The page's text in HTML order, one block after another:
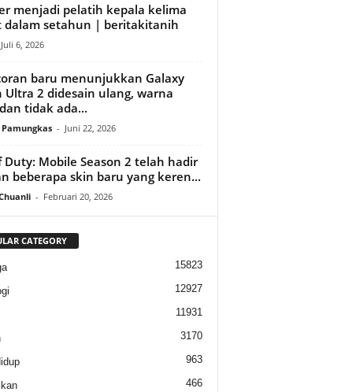
menjadi pelatih kepala kelima
dalam setahun | beritakitanih
Juli 6, 2026
baru menunjukkan Galaxy
Ultra 2 didesain ulang, warna
tidak ada...
- Juni 22, 2026
Duty: Mobile Season 2 telah hadir
beberapa skin baru yang keren...
- Februari 20, 2026
CATEGORY
15823
12927
11931
3170
963
466